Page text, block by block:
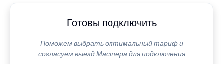
Готовы подключить
Поможем выбрать оптимальный тариф и
согласуем выезд Мастера для подключения